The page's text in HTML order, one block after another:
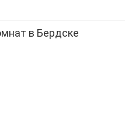
в Бердске